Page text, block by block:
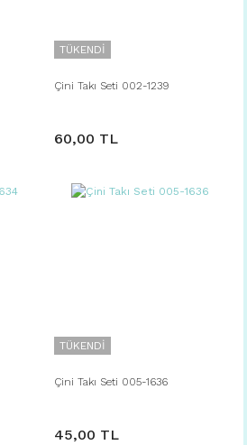
TÜKENDİ
Çini Takı Seti 002-1239
60,00 TL
TÜKENDİ
Çini Takı Seti 005-1636
45,00 TL